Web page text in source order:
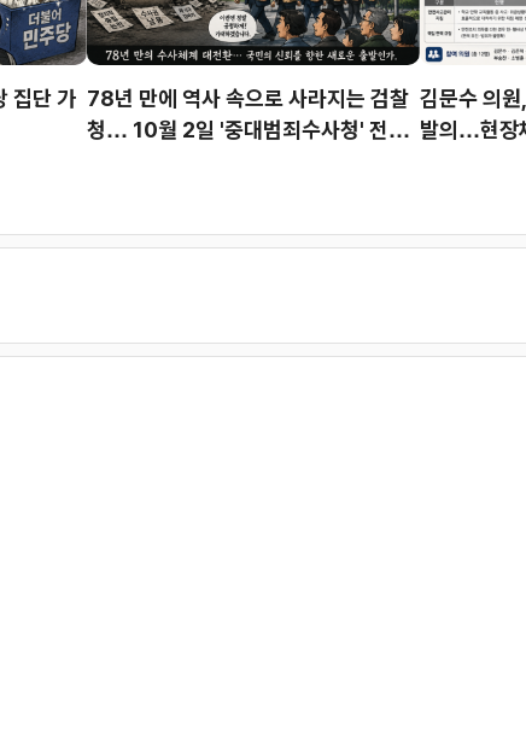
집단 가 78년 만에 역사 속으로 사라지는 검찰
청… 10월 2일 '중대범죄수사청' 전격
김문수 의원
발의…현장